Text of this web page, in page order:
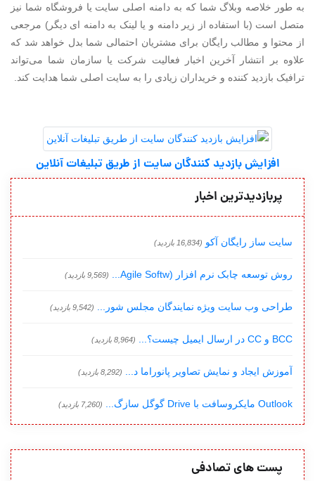
به طور خلاصه وبلاگ شما که به دامنه اصلی سایت یا فروشگاه شما نیز
متصل است (با استفاده از زیر دامنه و یا لینک به دامنه ای دیگر) مرجعی
از محتوا و مطالب رایگان برای مشتریان احتمالی شما بدل خواهد شد که
علاوه بر انتشار آخرین اخبار فعالیت شرکت یا سازمان شما می‌تواند
ترافیک بازدید کننده و خریداران زیادی را به سایت اصلی شما هدایت کند.
افزایش بازدید کنندگان سایت از طریق تبلیغات آنلاین
پربازدیدترین اخبار
سایت ساز رایگان آکو (16,834 بازدید)
روش توسعه چابک نرم افزار (Agile Softw... (9,569 بازدید)
طراحی وب سایت ویژه نمایندگان مجلس شور... (9,542 بازدید)
BCC و CC در ارسال ایمیل چیست؟... (8,964 بازدید)
آموزش ایجاد و نمایش تصاویر پانوراما د... (8,292 بازدید)
Outlook مایکروسافت با Drive گوگل سازگ... (7,260 بازدید)
پست های تصادفی